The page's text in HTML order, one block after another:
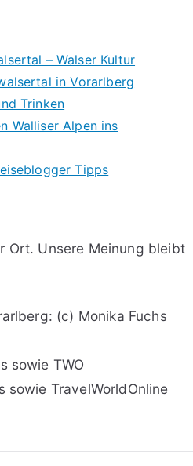
– Walser Kultur
in Vorarlberg
Trinken
Walliser Alpen ins
Tipps
Ort. Unsere Meinung bleibt
(c) Monika Fuchs
sowie TWO
sowie TravelWorldOnline